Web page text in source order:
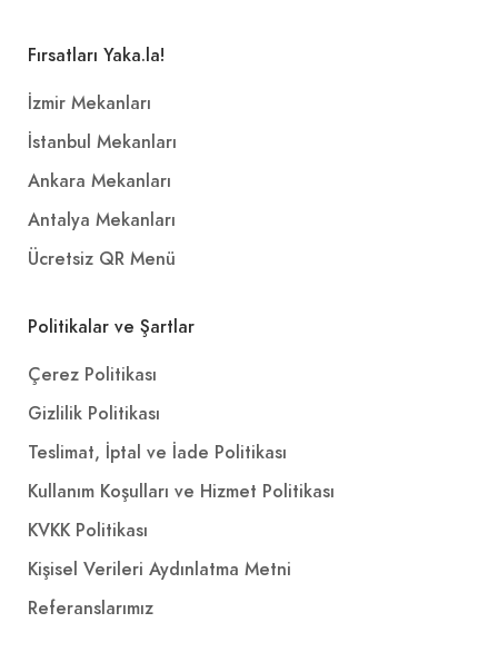
Fırsatları Yaka.la!
İzmir Mekanları
İstanbul Mekanları
Ankara Mekanları
Antalya Mekanları
Ücretsiz QR Menü
Politikalar ve Şartlar
Çerez Politikası
Gizlilik Politikası
Teslimat, İptal ve İade Politikası
Kullanım Koşulları ve Hizmet Politikası
KVKK Politikası
Kişisel Verileri Aydınlatma Metni
Referanslarımız